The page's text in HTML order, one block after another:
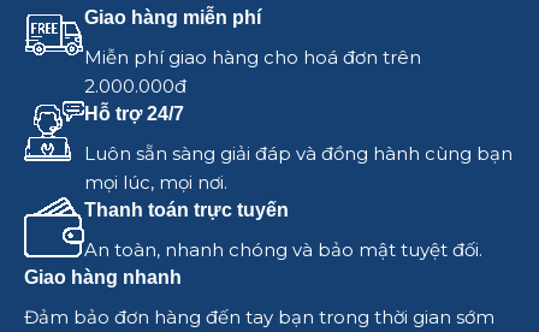
Giao hàng miễn phí
Miễn phí giao hàng cho hoá đơn trên
2.000.000đ
Hỗ trợ 24/7
Luôn sẵn sàng giải đáp và đồng hành cùng bạn
mọi lúc, mọi nơi.
Thanh toán trực tuyến
An toàn, nhanh chóng và bảo mật tuyệt đối.
Giao hàng nhanh
Đảm bảo đơn hàng đến tay bạn trong thời gian sớm